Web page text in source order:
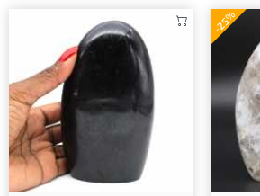
-25%